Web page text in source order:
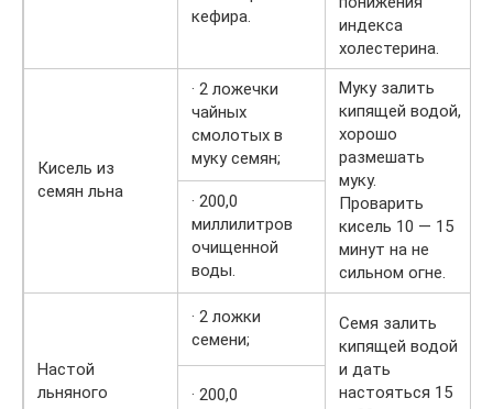
индекса
холестерина.
кефира.
Кисель из
семян льна
· 2 ложечки
чайных
смолотых в
муку семян;
Муку залить
кипящей водой,
хорошо
размешать
муку.
Проварить
кисель 10 — 15
минут на не
сильном огне.
· 200,0
миллилитров
очищенной
воды.
Настой
льняного
· 2 ложки
семени;
Семя залить
кипящей водой
и дать
настояться 15
· 200,0